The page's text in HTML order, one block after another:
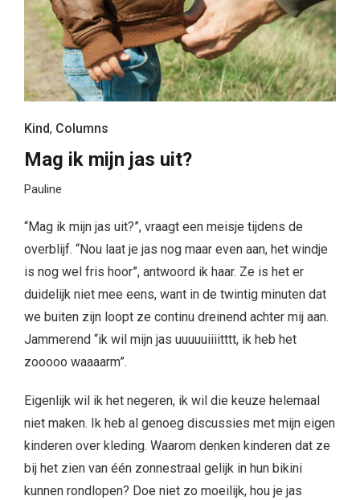
Kind, Columns
Mag ik mijn jas uit?
Pauline
“Mag ik mijn jas uit?”, vraagt een meisje tijdens de
overblijf. “Nou laat je jas nog maar even aan, het windje
is nog wel fris hoor”, antwoord ik haar. Ze is het er
duidelijk niet mee eens, want in de twintig minuten dat
we buiten zijn loopt ze continu dreinend achter mij aan.
Jammerend “ik wil mijn jas uuuuuiiiitttt, ik heb het
zooooo waaaarm”.
Eigenlijk wil ik het negeren, ik wil die keuze helemaal
niet maken. Ik heb al genoeg discussies met mijn eigen
kinderen over kleding. Waarom denken kinderen dat ze
bij het zien van één zonnestraal gelijk in hun bikini
kunnen rondlopen? Doe niet zo moeilijk, hou je jas